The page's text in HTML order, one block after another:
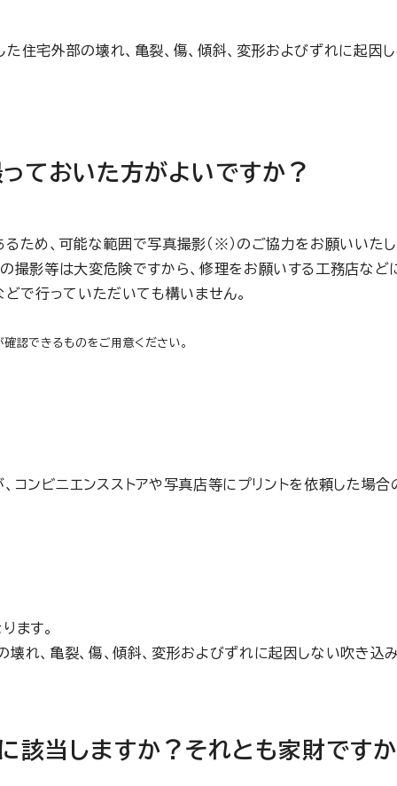
宅外部の壊れ、亀裂、傷、傾斜、変形およびずれに起
ておいた方がよいですか？
ため、可能な範囲で写真撮影（※）のご協力をお願いいたし
撮影等は大変危険ですから、修理をお願いする工務店など
で行っていただいても構いません。
認できるものをご用意ください。
ンビニエンスストアや写真店等にプリントを依頼した場合
ます。
、亀裂、傷、傾斜、変形およびずれに起因しない吹き
該当しますか？それとも家財です